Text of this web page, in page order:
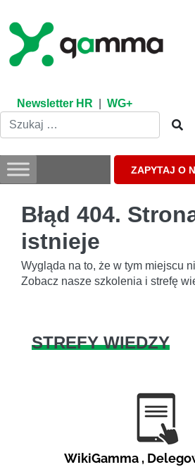
content
Newsletter HR WG+
ZAPYTAJ O
Błąd 404.
istnieje
Wygląda na to, że w tym miejscu
Zobacz nasze szkolenia i strefę
STREFY WIEDZY
WikiGamma ,